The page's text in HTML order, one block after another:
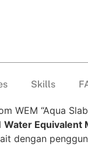
Skills
WEM “Aqua
Water Equivalent
dengan